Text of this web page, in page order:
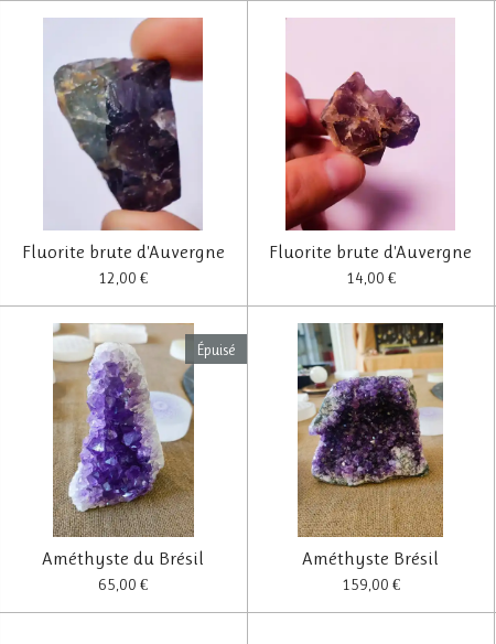
Fluorite brute d'Auvergne
12,00 €
Fluorite brute d'Auvergne
14,00 €
Épuisé
Améthyste du Brésil
65,00 €
Améthyste Brésil
159,00 €